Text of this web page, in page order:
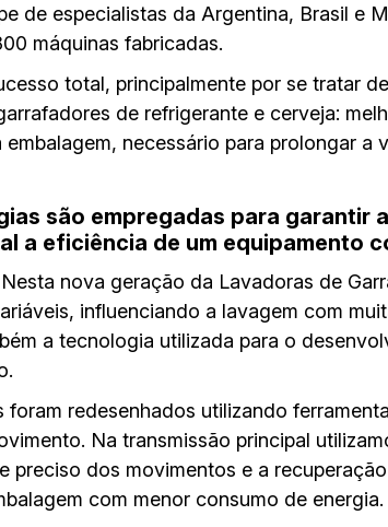
de especialistas da Argentina, Brasil e
máquinas fabricadas.
total, principalmente por se tratar
de refrigerante e cerveja:
necessário para prolongar
são empregadas para garantir
a eficiência de um equipamento
Nesta nova geração da Lavadoras de
influenciando a lavagem com
a tecnologia utilizada para o
foram redesenhados utilizando
Na transmissão principal
preciso dos movimentos e a
com menor consumo de energia.